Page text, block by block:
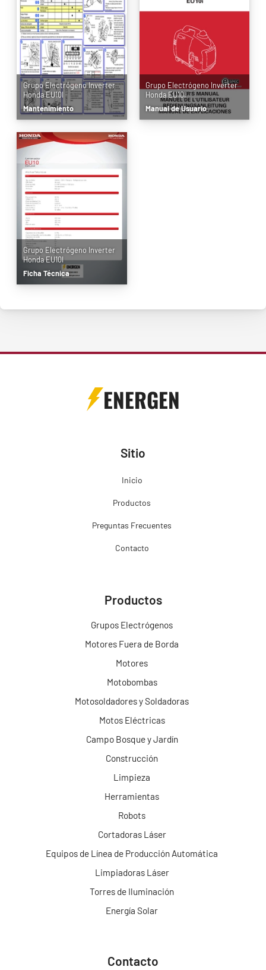
Grupo Electrógeno Inverter
Honda EU10I
Mantenimiento
Grupo Electrógeno Inverter
Honda EU10I
Manual de Usuario
Grupo Electrógeno Inverter
Honda EU10I
Ficha Técnica
ENERGEN
Sitio
Inicio
Productos
Preguntas Frecuentes
Contacto
Productos
Grupos Electrógenos
Motores Fuera de Borda
Motores
Motobombas
Motosoldadores y Soldadoras
Motos Eléctricas
Campo Bosque y Jardín
Construcción
Limpieza
Herramientas
Robots
Cortadoras Láser
Equipos de Línea de Producción Automática
Limpiadoras Láser
Torres de Iluminación
Energía Solar
Contacto